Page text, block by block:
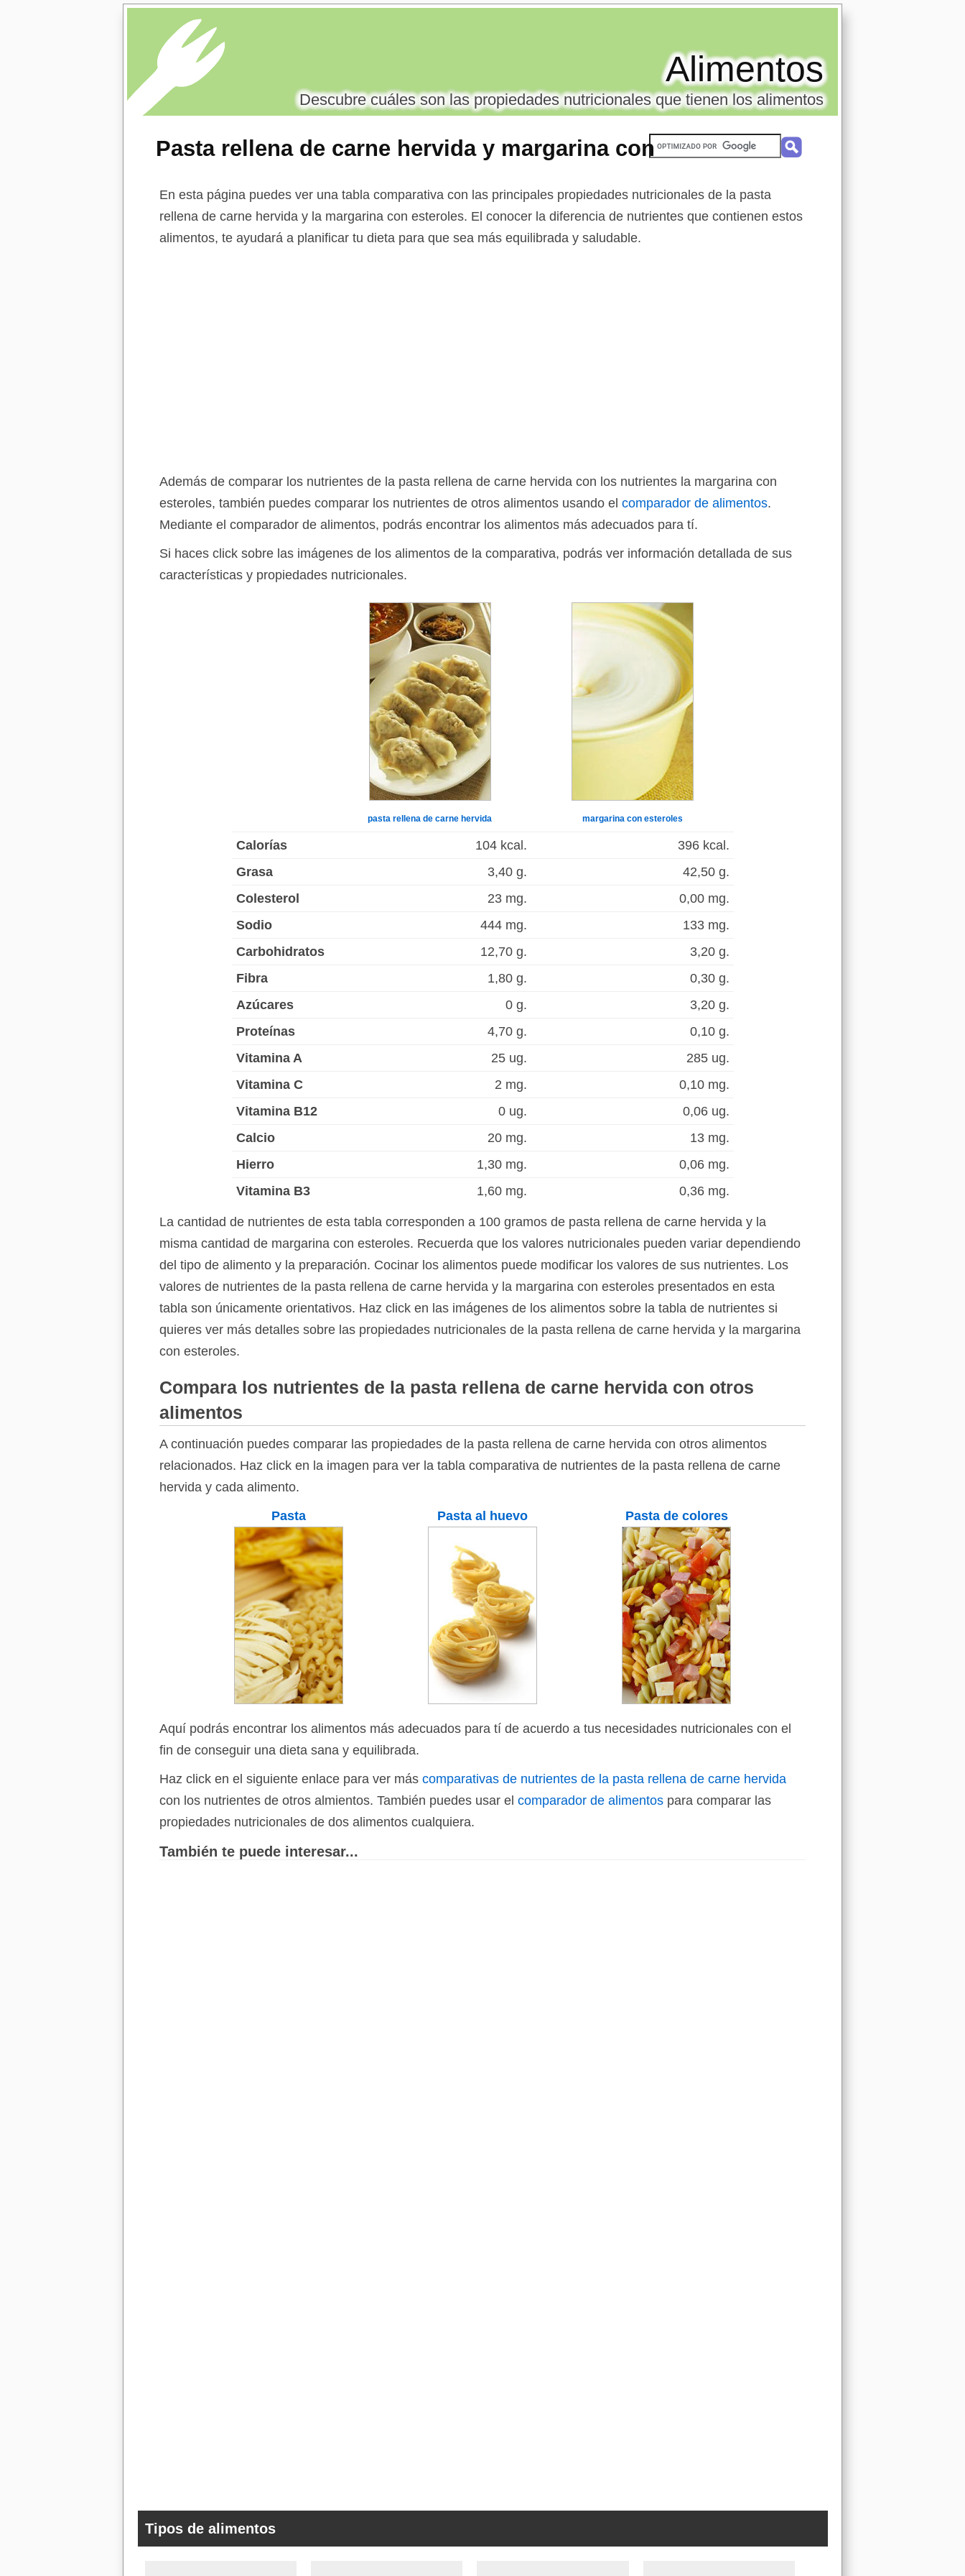
Pasta rellena de carne hervida y margarina con
esteroles
Alimentos
Descubre cuáles son las propiedades nutricionales que tienen los alimentos
En esta página puedes ver una tabla comparativa con las principales propiedades nutricionales de la pasta
rellena de carne hervida y la margarina con esteroles. El conocer la diferencia de nutrientes que contienen estos
alimentos, te ayudará a planificar tu dieta para que sea más equilibrada y saludable.
Además de comparar los nutrientes de la pasta rellena de carne hervida con los nutrientes la margarina con
esteroles, también puedes comparar los nutrientes de otros alimentos usando el comparador de alimentos.
Mediante el comparador de alimentos, podrás encontrar los alimentos más adecuados para tí.
Si haces click sobre las imágenes de los alimentos de la comparativa, podrás ver información detallada de sus
características y propiedades nutricionales.
pasta rellena de carne hervida margarina con esteroles
Calorías 104 kcal.
396 kcal.
Grasa
3,40 g.
42,50 g.
Colesterol
23 mg.
0,00 mg.
Sodio
444 mg.
133 mg.
Carbohidratos
12,70 g.
3,20 g.
Fibra
1,80 g.
0,30 g.
Azúcares
0 g.
3,20 g.
Proteínas
4,70 g.
0,10 g.
Vitamina A
25 ug.
285 ug.
Vitamina C
2 mg.
0,10 mg.
Vitamina B12
0 ug.
0,06 ug.
Calcio
20 mg.
13 mg.
Hierro
1,30 mg.
0,06 mg.
Vitamina B3
1,60 mg. 0,36 mg.
La cantidad de nutrientes de esta tabla corresponden a 100 gramos de pasta rellena de carne hervida y la
misma cantidad de margarina con esteroles. Recuerda que los valores nutricionales pueden variar dependiendo
del tipo de alimento y la preparación. Cocinar los alimentos puede modificar los valores de sus nutrientes. Los
valores de nutrientes de la pasta rellena de carne hervida y la margarina con esteroles presentados en esta
tabla son únicamente orientativos. Haz click en las imágenes de los alimentos sobre la tabla de nutrientes si
quieres ver más detalles sobre las propiedades nutricionales de la pasta rellena de carne hervida y la margarina
con esteroles.
Compara los nutrientes de la pasta rellena de carne hervida con otros
alimentos
A continuación puedes comparar las propiedades de la pasta rellena de carne hervida con otros alimentos
relacionados. Haz click en la imagen para ver la tabla comparativa de nutrientes de la pasta rellena de carne
hervida y cada alimento.
Pasta
Pasta al huevo Pasta de colores
Aquí podrás encontrar los alimentos más adecuados para tí de acuerdo a tus necesidades nutricionales con el
fin de conseguir una dieta sana y equilibrada.
Haz click en el siguiente enlace para ver más comparativas de nutrientes de la pasta rellena de carne hervida
con los nutrientes de otros almientos. También puedes usar el comparador de alimentos para comparar las
propiedades nutricionales de dos alimentos cualquiera.
También te puede interesar...
Tipos de alimentos